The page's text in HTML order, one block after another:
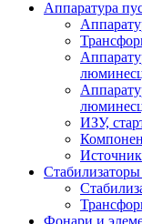
Аппаратура
ИЗУ,
Фонари и